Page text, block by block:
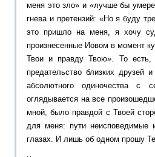
меня это зло» и «лучше бы
гнева и претензий: «Но я буду
это пришло на меня, я хочу
произнесенные Иовом в момент
Твои и правду Твою». То
предательство близких друзей
абсолютного одиночества с
оглядывается на все
мной, было правдой с Твоей
для меня: пути неисповедимые
глазах. И лишь об одном прошу